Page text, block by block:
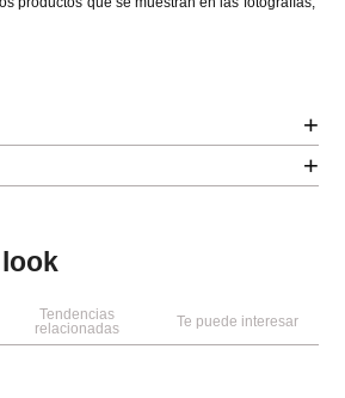
+
+
Tendencias
relacionadas
Te puede interesar